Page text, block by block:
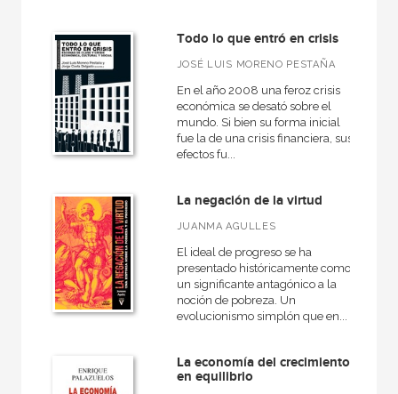
Todo lo que entró en crisis
JOSÉ LUIS MORENO PESTAÑA
En el año 2008 una feroz crisis
económica se desató sobre el
mundo. Si bien su forma inicial
fue la de una crisis financiera, sus
efectos fu...
La negación de la virtud
JUANMA AGULLES
El ideal de progreso se ha
presentado históricamente como
un significante antagónico a la
noción de pobreza. Un
evolucionismo simplón que en...
La economía del crecimiento
en equilibrio